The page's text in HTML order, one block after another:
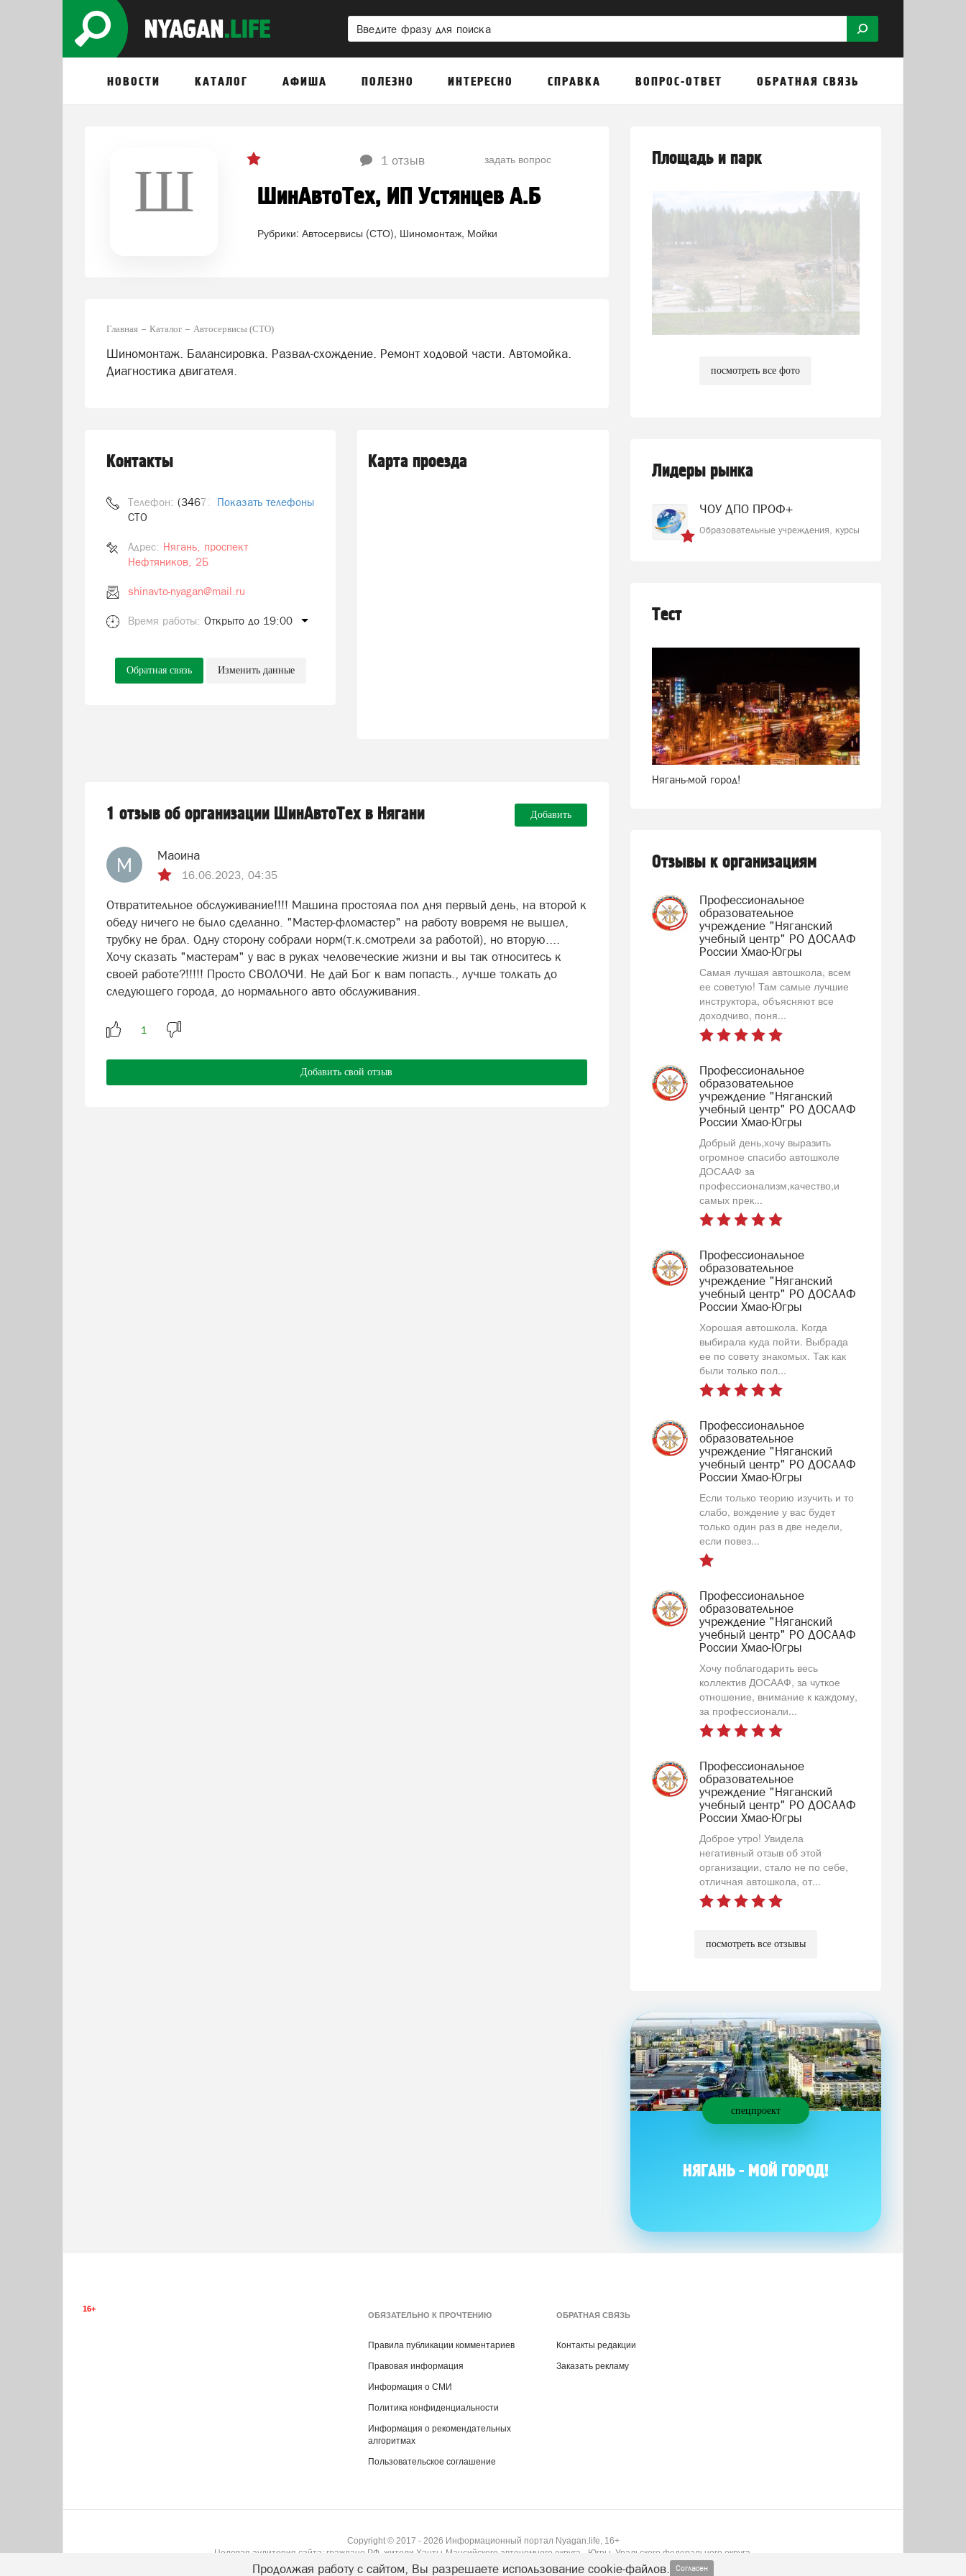
НОВОСТИ КАТАЛОГ АФИША ПОЛЕЗНО ИНТЕРЕСНО СПРАВКА ВОПРОС-ОТВЕТ ОБРАТНАЯ СВЯЗЬ
Ш 1 отзыв задать вопрос
ШинАвтоТех, ИП Устянцев А.Б
Рубрики: Автосервисы (СТО) Шиномонтаж Мойки
Главная Каталог Автосервисы (СТО)
Шиномонтаж. Балансировка. Развал-схождение. Ремонт ходовой части. Автомойка.
Диагностика двигателя.
Контакты
Телефон: (34672) 7-40-03
СТО
Показать телефоны
Адрес: Нягань, проспект
Нефтяников, 2Б
shinavto-nyagan@mail.ru
Время работы: Открыто до 19:00
Обратная связь Изменить данные
Карта проезда
1 отзыв об организации ШинАвтоТех в Нягани Добавить
М Маоина
16.06.2023, 04:35
Отвратительное обслуживание!!!! Машина простояла пол дня первый день, на второй к
обеду ничего не было сделанно. "Мастер-фломастер" на работу вовремя не вышел,
трубку не брал. Одну сторону собрали норм(т.к.смотрели за работой), но вторую....
Хочу сказать "мастерам" у вас в руках человеческие жизни и вы так относитесь к
своей работе?!!!!! Просто СВОЛОЧИ. Не дай Бог к вам попасть., лучше толкать до
следующего города, до нормального авто обслуживания.
Добавить свой отзыв
Площадь и парк
посмотреть все фото
Лидеры рынка
ЧОУ ДПО ПРОФ+
Образовательные учреждения, курсы
Тест
Нягань-мой город!
Отзывы к организациям
Профессиональное
образовательное
учреждение "Няганский
учебный центр" РО ДОСААФ
России Хмао-Югры
Самая лучшая автошкола, всем
ее советую! Там самые лучшие
инструктора, объясняют все
доходчиво, поня...
Профессиональное
образовательное
учреждение "Няганский
учебный центр" РО ДОСААФ
России Хмао-Югры
Добрый день,хочу выразить
огромное спасибо автошколе
ДОСААФ за
профессионализм,качество,и
самых прек...
Профессиональное
образовательное
учреждение "Няганский
учебный центр" РО ДОСААФ
России Хмао-Югры
Хорошая автошкола. Когда
выбирала куда пойти. Выбрада
ее по совету знакомых. Так как
были только пол...
Профессиональное
образовательное
учреждение "Няганский
учебный центр" РО ДОСААФ
России Хмао-Югры
Если только теорию изучить и то
слабо, вождение у вас будет
только один раз в две недели,
если повез...
Профессиональное
образовательное
учреждение "Няганский
учебный центр" РО ДОСААФ
России Хмао-Югры
Хочу поблагодарить весь
коллектив ДОСААФ, за чуткое
отношение, внимание к каждому,
за профессионали...
Профессиональное
образовательное
учреждение "Няганский
учебный центр" РО ДОСААФ
России Хмао-Югры
Доброе утро! Увидела
негативный отзыв об этой
организации, стало не по себе,
отличная автошкола, от...
посмотреть все отзывы
спецпроект
НЯГАНЬ - МОЙ ГОРОД!
16+
ОБЯЗАТЕЛЬНО К ПРОЧТЕНИЮ
Правила публикации комментариев
Правовая информация
Информация о СМИ
Политика конфиденциальности
Информация о рекомендательных
алгоритмах
Пользовательское соглашение
ОБРАТНАЯ СВЯЗЬ
Контакты редакции
Заказать рекламу
Copyright © 2017 - 2026 Информационный портал Nyagan.life, 16+
Целевая аудитория сайта: граждане РФ, жители Ханты-Мансийского автономного округа - Югры, Уральского федерального округа.
Продолжая работу с сайтом, Вы разрешаете использование cookie-файлов. Согласен